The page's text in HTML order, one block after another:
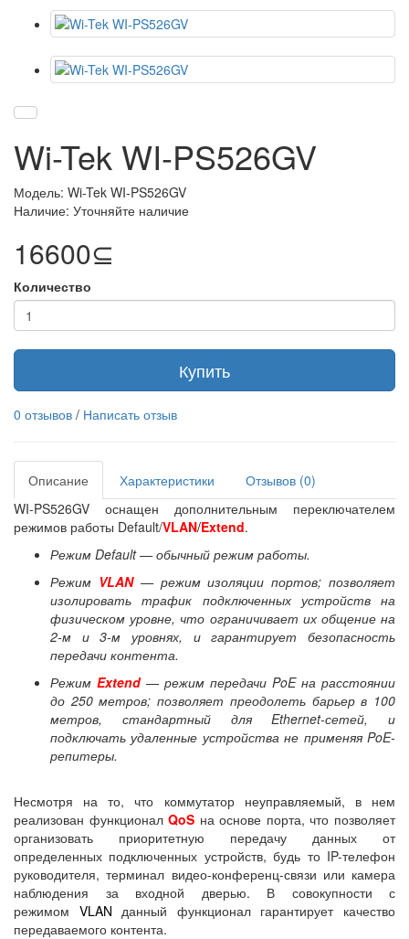
Wi-Tek WI-PS526GV
Модель: Wi-Tek WI-PS526GV
Наличие: Уточняйте наличие
16600⊆
Количество
Купить
0 отзывов / Написать отзыв
Описание Характеристики
Отзывов (0)
WI-PS526GV оснащен дополнительным переключателем
режимов работы Default/VLAN/Extend.
Режим Default — обычный режим работы.
Режим VLAN — режим изоляции портов; позволяет
изолировать трафик подключенных устройств на
физическом уровне, что ограничивает их общение на
2-м и 3-м уровнях, и гарантирует безопасность
передачи контента.
Режим Extend — режим передачи PoE на расстоянии
до 250 метров; позволяет преодолеть барьер в 100
метров, стандартный для Ethernet-сетей, и
подключать удаленные устройства не применяя PoE-
репитеры.
Несмотря на то, что коммутатор неуправляемый, в нем
реализован функционалQoS на основе порта, что позволяет
организовать приоритетную передачу данных от
определенных подключенных устройств, будь то IP-телефон
руководителя, терминал видео-конференц-связи или камера
наблюдения за входной дверью. В совокупности с
режимом VLANданный функционал гарантирует качество
передаваемого контента.